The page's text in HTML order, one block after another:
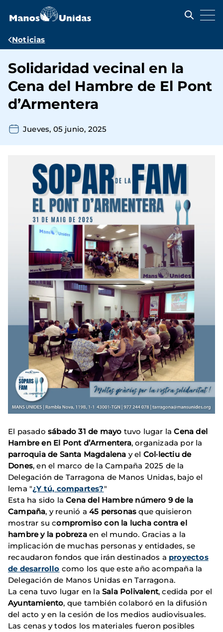
contenido
Ruta
navegación
Noticias
Solidaridad vecinal en la
Cena del Hambre de El Pont
d’Armentera
Jueves, 05 junio, 2025
El pasado sábado 31 de mayo tuvo lugar la Cena del
Hambre en El Pont d’Armentera, organizada por la
parroquia de Santa Magdalena y el Col·lectiu de
Dones, en el marco de la Campaña 2025 de la
Delegación de Tarragona de Manos Unidas, bajo el
lema "¿Y tú, compartes?"
Esta ha sido laCena del Hambre número 9 de la
Campaña, y reunió a 45 personas que quisieron
mostrar su compromiso con la lucha contra el
hambre y la pobrezaen el mundo. Gracias a la
implicación de muchas personas y entidades, se
recaudaron fondos que irán destinados a proyectos
de desarrollo como los que este año acompaña la
Delegación de Manos Unidas en Tarragona.
La cena tuvo lugar en la Sala Polivalent, cedida por el
Ayuntamiento, que también colaboró en la difusión
del acto y en la cesión de los medios audiovisuales.
Las cenas y todos los materiales fueron posibles